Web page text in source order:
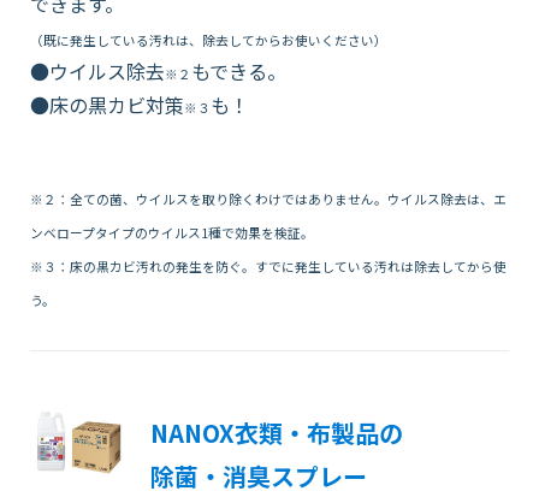
（既に発生している汚れは、除去してからお使いください）
●ウイルス除去※２ もできる。
●床の黒カビ対策※３ も！
※２：全ての菌、ウイルスを取り除くわけではありません。ウイルス除去は、エ
ンベロープタイプのウイルス1種で効果を検証。
※３：床の黒カビ汚れの発生を防ぐ。すでに発生している汚れは除去してから使
う。
NANOX衣類・布製品の
除菌・消臭スプレー